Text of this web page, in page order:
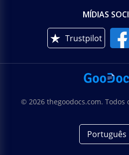
MÍDIAS
Trustpilot
© 2026 thegoodocs.com. Todos
Português